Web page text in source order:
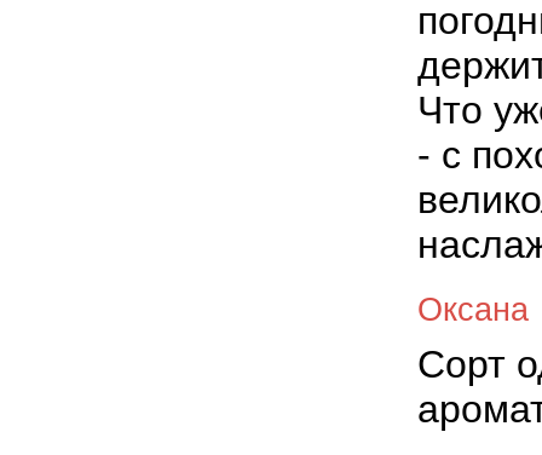
Что
- с
Оксана
Сорт